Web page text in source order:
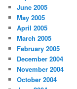
June 2005
May 2005
April 2005
March 2005
February 2005
December 2004
November 2004
October 2004